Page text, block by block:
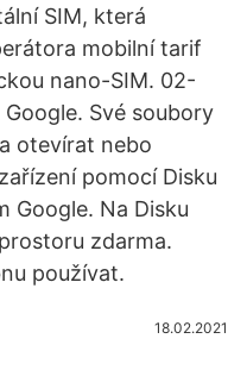
SIM, která
mobilní tarif
nano-SIM. 02-
Své soubory
otevírat nebo
pomocí Disku
Google. Na Disku
zdarma.
používat.
18.02.2021